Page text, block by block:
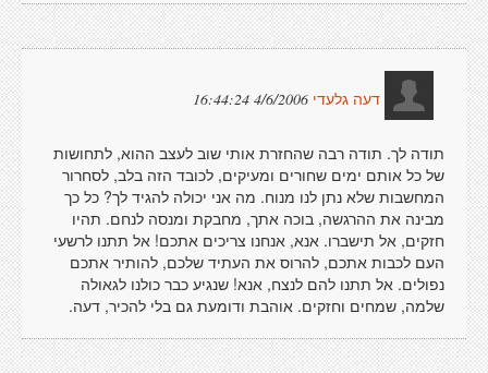
דעה גלעדי 4/6/2006 16:44:24
תודה לך. תודה רבה שהחזרת אותי שוב לעצב ההוא, לתחושות
של כל אותם ימים שחורים ומעיקים, לכובד הזה בלב, לסחרור
המחשבות שלא נתן לנו מנוח. מה אני יכולה להגיד לך? כל כך
מבינה את ההרגשה, בוכה אתך, מחבקת ומנסה לנחם. תהיו
חזקים, אל תישברו. אנא, אנחנו צריכים אתכם! אל תתנו לרשעי
העם לכבות אתכם, להרוס את העתיד שלכם, להותיר אתכם
נפולים. אל תתנו להם לנצח, אנא! שנגיע כבר כולנו לגאולה
שלמה, שמחים וחזקים. אוהבת ודומעת גם בלי להכיר, דעה.